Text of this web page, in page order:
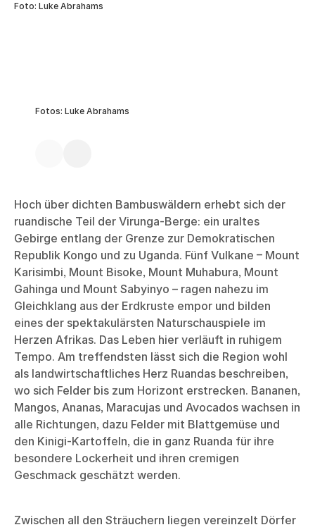
Foto: Luke Abrahams
Fotos: Luke Abrahams
Hoch über dichten Bambuswäldern erhebt sich der
ruandische Teil der Virunga-Berge: ein uraltes
Gebirge entlang der Grenze zur Demokratischen
Republik Kongo und zu Uganda. Fünf Vulkane – Mount
Karisimbi, Mount Bisoke, Mount Muhabura, Mount
Gahinga und Mount Sabyinyo – ragen nahezu im
Gleichklang aus der Erdkruste empor und bilden
eines der spektakulärsten Naturschauspiele im
Herzen Afrikas. Das Leben hier verläuft in ruhigem
Tempo. Am treffendsten lässt sich die Region wohl
als landwirtschaftliches Herz Ruandas beschreiben,
wo sich Felder bis zum Horizont erstrecken. Bananen,
Mangos, Ananas, Maracujas und Avocados wachsen in
alle Richtungen, dazu Felder mit Blattgemüse und
den Kinigi-Kartoffeln, die in ganz Ruanda für ihre
besondere Lockerheit und ihren cremigen
Geschmack geschätzt werden.
Zwischen all den Sträuchern liegen vereinzelt Dörfer